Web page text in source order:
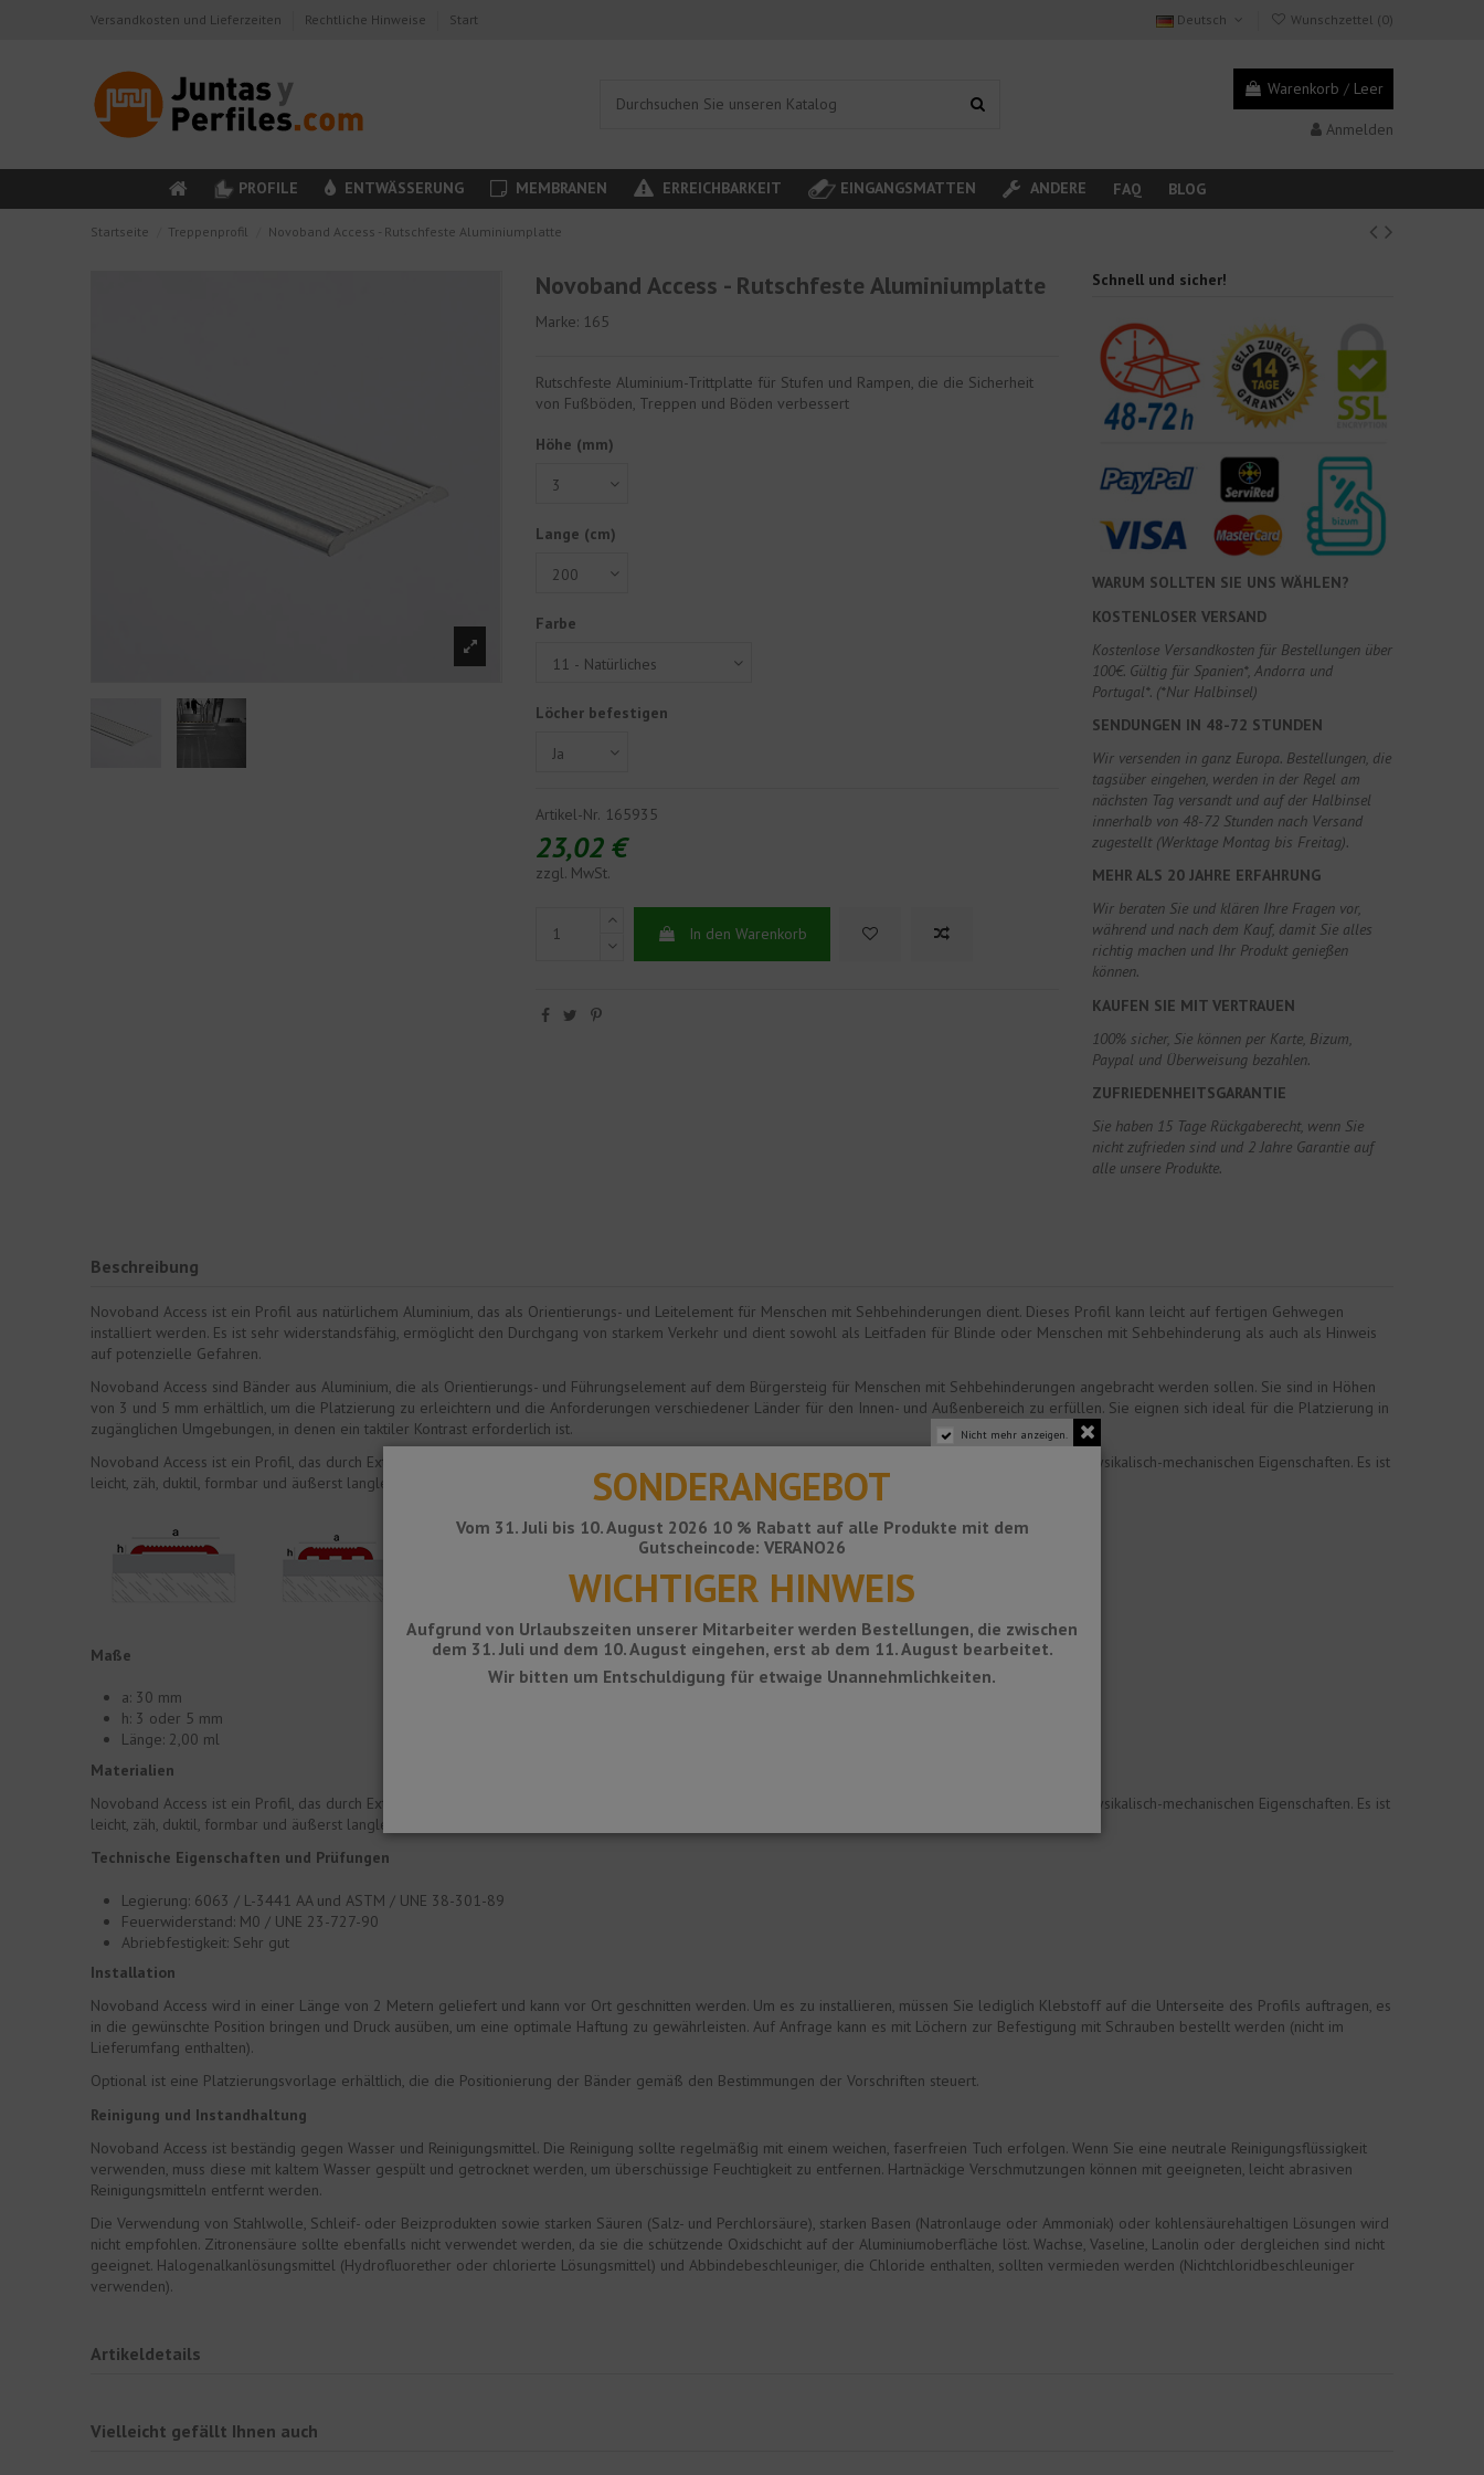
Versandkosten und Lieferzeiten Rechtliche Hinweise Start Deutsch Wunschzettel (0)
Warenkorb / Leer
Anmelden
PROFILE ENTWÄSSERUNG MEMBRANEN ERREICHBARKEIT EINGANGSMATTEN ANDERE FAQ BLOG
Startseite Treppenprofil Novoband Access - Rutschfeste Aluminiumplatte
Novoband Access - Rutschfeste Aluminiumplatte
Marke: 165
Rutschfeste Aluminium-Trittplatte für Stufen und Rampen, die die Sicherheit
von Fußböden, Treppen und Böden verbessert
Höhe (mm)
Lange (cm)
Farbe
Löcher befestigen
Artikel-Nr. 165935
23,02 €
zzgl. MwSt.
In den Warenkorb
Schnell und sicher!
WARUM SOLLTEN SIE UNS WÄHLEN?
KOSTENLOSER VERSAND
Kostenlose Versandkosten für Bestellungen über
100€. Gültig für Spanien*, Andorra und
Portugal*. (*Nur Halbinsel)
SENDUNGEN IN 48-72 STUNDEN
Wir versenden in ganz Europa. Bestellungen, die
tagsüber eingehen, werden in der Regel am
nächsten Tag versandt und auf der Halbinsel
innerhalb von 48-72 Stunden nach Versand
zugestellt (Werktage Montag bis Freitag).
MEHR ALS 20 JAHRE ERFAHRUNG
Wir beraten Sie und klären Ihre Fragen vor,
während und nach dem Kauf, damit Sie alles
richtig machen und Ihr Produkt genießen
können.
KAUFEN SIE MIT VERTRAUEN
100% sicher, Sie können per Karte, Bizum,
Paypal und Überweisung bezahlen.
ZUFRIEDENHEITSGARANTIE
Sie haben 15 Tage Rückgaberecht, wenn Sie
nicht zufrieden sind und 2 Jahre Garantie auf
alle unsere Produkte.
Beschreibung
Novoband Access ist ein Profil aus natürlichem Aluminium, das als Orientierungs- und Leitelement für Menschen mit Sehbehinderungen dient. Dieses Profil kann leicht auf fertigen Gehwegen
installiert werden. Es ist sehr widerstandsfähig, ermöglicht den Durchgang von starkem Verkehr und dient sowohl als Leitfaden für Blinde oder Menschen mit Sehbehinderung als auch als Hinweis
auf potenzielle Gefahren.
Novoband Access sind Bänder aus Aluminium, die als Orientierungs- und Führungselement auf dem Bürgersteig für Menschen mit Sehbehinderungen angebracht werden sollen. Sie sind in Höhen
von 3 und 5 mm erhältlich, um die Platzierung zu erleichtern und die Anforderungen verschiedener Länder für den Innen- und Außenbereich zu erfüllen. Sie eignen sich ideal für die Platzierung in
zugänglichen Umgebungen, in denen ein taktiler Kontrast erforderlich ist.
Novoband Access ist ein Profil, das durch Extrudieren von Aluminium hergestellt wird. Aluminium ist ein Material mit hervorragenden chemischen und physikalisch-mechanischen Eigenschaften. Es ist
leicht, zäh, duktil, formbar und äußerst langlebig. Aluminium ist aufgrund seiner Eigenschaften ideal für die Verwendung dieses Profils.
Maße
a: 30 mm
h: 3 oder 5 mm
Länge: 2,00 ml
Materialien
Novoband Access ist ein Profil, das durch Extrudieren von Aluminium hergestellt wird. Aluminium ist ein Material mit hervorragenden chemischen und physikalisch-mechanischen Eigenschaften. Es ist
leicht, zäh, duktil, formbar und äußerst langlebig. Aluminium ist aufgrund seiner Eigenschaften ideal für die Verwendung dieses Profils.
Technische Eigenschaften und Prüfungen
Legierung: 6063 / L-3441 AA und ASTM / UNE 38-301-89
Feuerwiderstand: M0 / UNE 23-727-90
Abriebfestigkeit: Sehr gut
Installation
Novoband Access wird in einer Länge von 2 Metern geliefert und kann vor Ort geschnitten werden. Um es zu installieren, müssen Sie lediglich Klebstoff auf die Unterseite des Profils auftragen, es
in die gewünschte Position bringen und Druck ausüben, um eine optimale Haftung zu gewährleisten. Auf Anfrage kann es mit Löchern zur Befestigung mit Schrauben bestellt werden (nicht im
Lieferumfang enthalten).
Optional ist eine Platzierungsvorlage erhältlich, die die Positionierung der Bänder gemäß den Bestimmungen der Vorschriften steuert.
Reinigung und Instandhaltung
Novoband Access ist beständig gegen Wasser und Reinigungsmittel. Die Reinigung sollte regelmäßig mit einem weichen, faserfreien Tuch erfolgen. Wenn Sie eine neutrale Reinigungsflüssigkeit
verwenden, muss diese mit kaltem Wasser gespült und getrocknet werden, um überschüssige Feuchtigkeit zu entfernen. Hartnäckige Verschmutzungen können mit geeigneten, leicht abrasiven
Reinigungsmitteln entfernt werden.
Die Verwendung von Stahlwolle, Schleif- oder Beizprodukten sowie starken Säuren (Salz- und Perchlorsäure), starken Basen (Natronlauge oder Ammoniak) oder kohlensäurehaltigen Lösungen wird
nicht empfohlen. Zitronensäure sollte ebenfalls nicht verwendet werden, da sie die schützende Oxidschicht auf der Aluminiumoberfläche löst. Wachse, Vaseline, Lanolin oder dergleichen sind nicht
geeignet. Halogenalkanlösungsmittel (Hydrofluorether oder chlorierte Lösungsmittel) und Abbindebeschleuniger, die Chloride enthalten, sollten vermieden werden (Nichtchloridbeschleuniger
verwenden).
Artikeldetails
Vielleicht gefällt Ihnen auch
Nicht mehr anzeigen.
SONDERANGEBOT
Vom 31. Juli bis 10. August 2026 10 % Rabatt auf alle Produkte mit dem
Gutscheincode: VERANO26
WICHTIGER HINWEIS
Aufgrund von Urlaubszeiten unserer Mitarbeiter werden Bestellungen, die zwischen
dem 31. Juli und dem 10. August eingehen, erst ab dem 11. August bearbeitet.
Wir bitten um Entschuldigung für etwaige Unannehmlichkeiten.